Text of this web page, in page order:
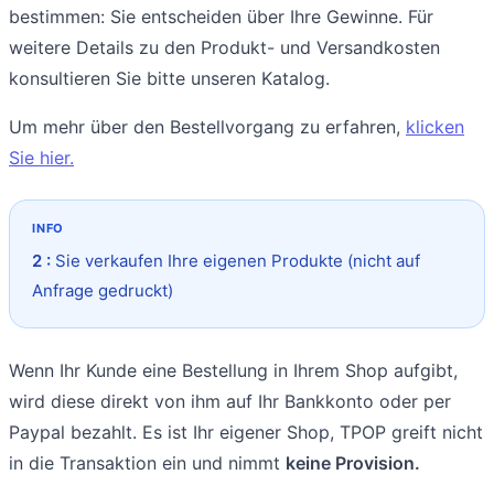
bestimmen: Sie entscheiden über Ihre Gewinne. Für
weitere Details zu den Produkt- und Versandkosten
konsultieren Sie bitte unseren Katalog.
Um mehr über den Bestellvorgang zu erfahren, klicken
Sie hier.
2 : Sie verkaufen Ihre eigenen Produkte (nicht auf
Anfrage gedruckt)
Wenn Ihr Kunde eine Bestellung in Ihrem Shop aufgibt,
wird diese direkt von ihm auf Ihr Bankkonto oder per
Paypal bezahlt. Es ist Ihr eigener Shop, TPOP greift nicht
in die Transaktion ein und nimmt keine Provision.